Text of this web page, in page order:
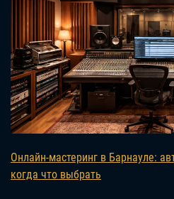
Онлайн-мастеринг в Барнауле:
когда что выбрать